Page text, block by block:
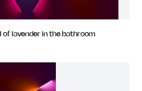
of lavender in the bathroom